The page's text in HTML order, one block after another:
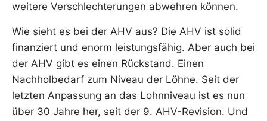
weitere Verschlechterungen abwehren können.
Wie sieht es bei der AHV aus? Die AHV ist solid
finanziert und enorm leistungsfähig. Aber auch bei
der AHV gibt es einen Rückstand. Einen
Nachholbedarf zum Niveau der Löhne. Seit der
letzten Anpassung an das Lohnniveau ist es nun
über 30 Jahre her, seit der 9. AHV-Revision. Und